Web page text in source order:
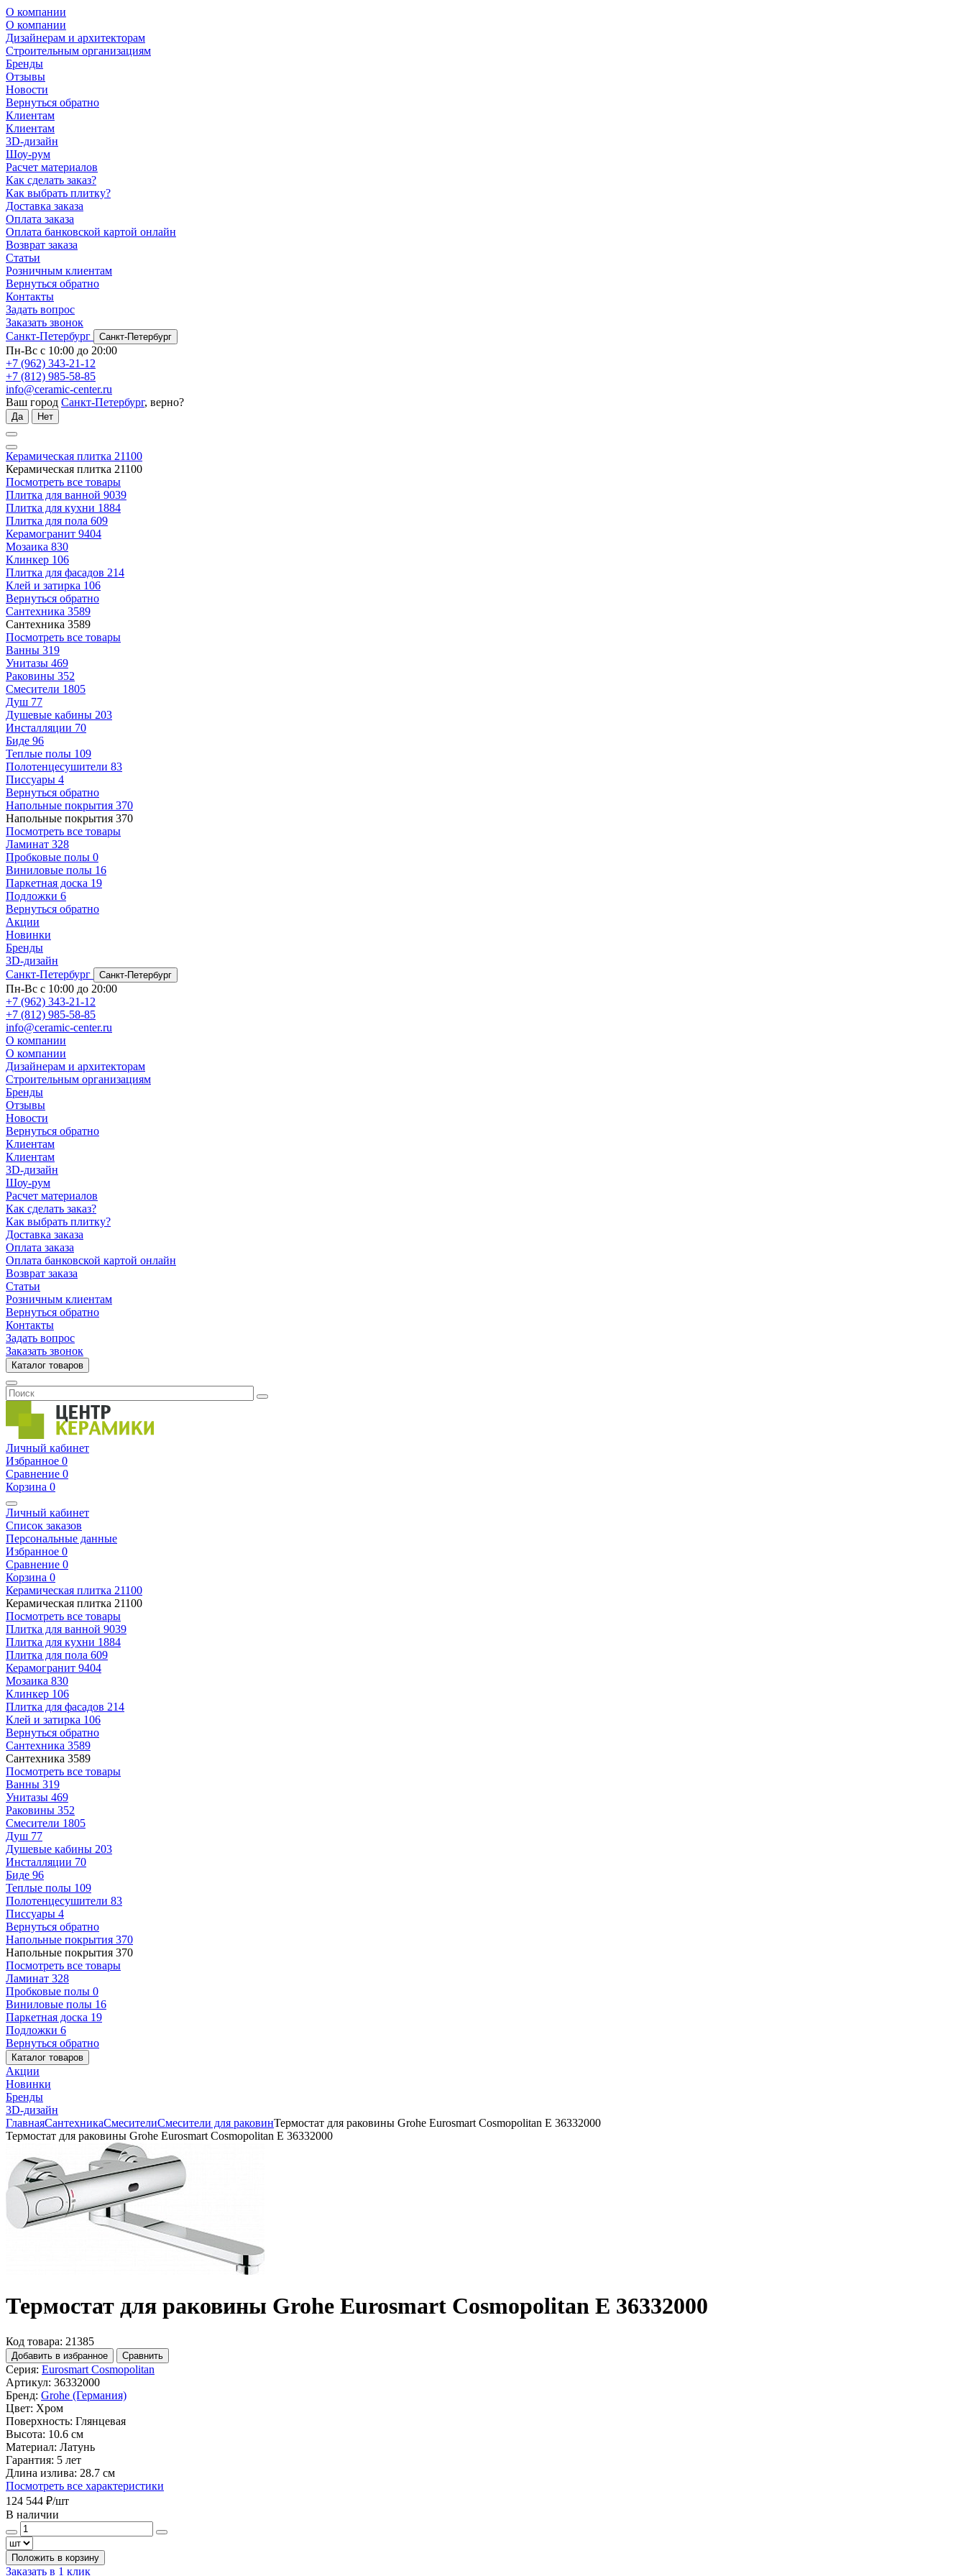
О компании
О компании
Дизайнерам и архитекторам
Строительным организациям
Бренды
Отзывы
Новости
Вернуться обратно
Клиентам
Клиентам
3D-дизайн
Шоу-рум
Расчет материалов
Как сделать заказ?
Как выбрать плитку?
Доставка заказа
Оплата заказа
Оплата банковской картой онлайн
Возврат заказа
Статьи
Розничным клиентам
Вернуться обратно
Контакты
Задать вопрос
Заказать звонок
Санкт-Петербург
Санкт-Петербург
Пн-Вс с 10:00 до 20:00
+7 (962) 343-21-12
+7 (812) 985-58-85
info@ceramic-center.ru
Ваш город Санкт-Петербург, верно?
Да Нет
Керамическая плитка 21100
Керамическая плитка 21100
Посмотреть все товары
Плитка для ванной 9039
Плитка для кухни 1884
Плитка для пола 609
Керамогранит 9404
Мозаика 830
Клинкер 106
Плитка для фасадов 214
Клей и затирка 106
Вернуться обратно
Сантехника 3589
Сантехника 3589
Посмотреть все товары
Ванны 319
Унитазы 469
Раковины 352
Смесители 1805
Душ 77
Душевые кабины 203
Инсталляции 70
Биде 96
Теплые полы 109
Полотенцесушители 83
Писсуары 4
Вернуться обратно
Напольные покрытия 370
Напольные покрытия 370
Посмотреть все товары
Ламинат 328
Пробковые полы 0
Виниловые полы 16
Паркетная доска 19
Подложки 6
Вернуться обратно
Акции
Новинки
Бренды
3D-дизайн
Санкт-Петербург
Санкт-Петербург
Пн-Вс с 10:00 до 20:00
+7 (962) 343-21-12
+7 (812) 985-58-85
info@ceramic-center.ru
О компании
О компании
Дизайнерам и архитекторам
Строительным организациям
Бренды
Отзывы
Новости
Вернуться обратно
Клиентам
Клиентам
3D-дизайн
Шоу-рум
Расчет материалов
Как сделать заказ?
Как выбрать плитку?
Доставка заказа
Оплата заказа
Оплата банковской картой онлайн
Возврат заказа
Статьи
Розничным клиентам
Вернуться обратно
Контакты
Задать вопрос
Заказать звонок
Каталог товаров
Личный кабинет
Избранное 0
Сравнение 0
Корзина 0
Личный кабинет
Список заказов
Персональные данные
Избранное 0
Сравнение 0
Корзина 0
Керамическая плитка 21100
Керамическая плитка 21100
Посмотреть все товары
Плитка для ванной 9039
Плитка для кухни 1884
Плитка для пола 609
Керамогранит 9404
Мозаика 830
Клинкер 106
Плитка для фасадов 214
Клей и затирка 106
Вернуться обратно
Сантехника 3589
Сантехника 3589
Посмотреть все товары
Ванны 319
Унитазы 469
Раковины 352
Смесители 1805
Душ 77
Душевые кабины 203
Инсталляции 70
Биде 96
Теплые полы 109
Полотенцесушители 83
Писсуары 4
Вернуться обратно
Напольные покрытия 370
Напольные покрытия 370
Посмотреть все товары
Ламинат 328
Пробковые полы 0
Виниловые полы 16
Паркетная доска 19
Подложки 6
Вернуться обратно
Каталог товаров
Акции
Новинки
Бренды
3D-дизайн
ГлавнаяСантехникаСмесителиСмесители для раковинТермостат для раковины Grohe Eurosmart Cosmopolitan E 36332000
Термостат для раковины Grohe Eurosmart Cosmopolitan E 36332000
Термостат для раковины Grohe Eurosmart Cosmopolitan E 36332000
Код товара: 21385
Добавить в избранное Сравнить
Серия: Eurosmart Cosmopolitan
Артикул: 36332000
Бренд: Grohe (Германия)
Цвет: Хром
Поверхность: Глянцевая
Высота: 10.6 см
Материал: Латунь
Гарантия: 5 лет
Длина излива: 28.7 см
Посмотреть все характеристики
124 544 ₽/шт
В наличии
Положить в корзину
Заказать в 1 клик